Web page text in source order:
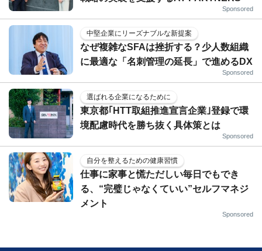
Sponsored
中堅企業にリーズナブルな新提案
なぜ複雑なSFAは挫折する？少人数組織
に最適な「名刺管理の延長」で進めるDX
Sponsored
選ばれる企業になるために
東京都｢HTT取組推進宣言企業｣登録で環
境配慮時代を勝ち抜く具体策とは
Sponsored
自分を整えるための健康習慣
仕事に家事と慌ただしい毎日でもでき
る、“完璧じゃなくていい”セルフマネジ
メント
Sponsored